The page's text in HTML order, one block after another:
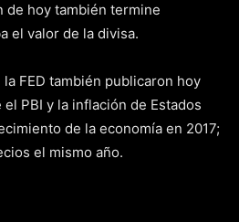
de hoy también termine
el valor de la divisa.
FED también publicaron hoy
PBI y la inflación de Estados
de la economía en 2017;
el mismo año.